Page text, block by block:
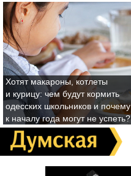
Хотят макароны, котлеты
и курицу: чем будут кормить
одесских школьников и почему
к началу года могут не успеть?